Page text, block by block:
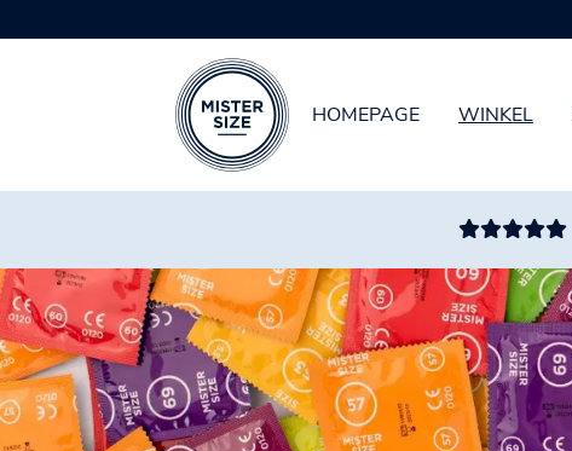
HOMEPAGE WINKEL